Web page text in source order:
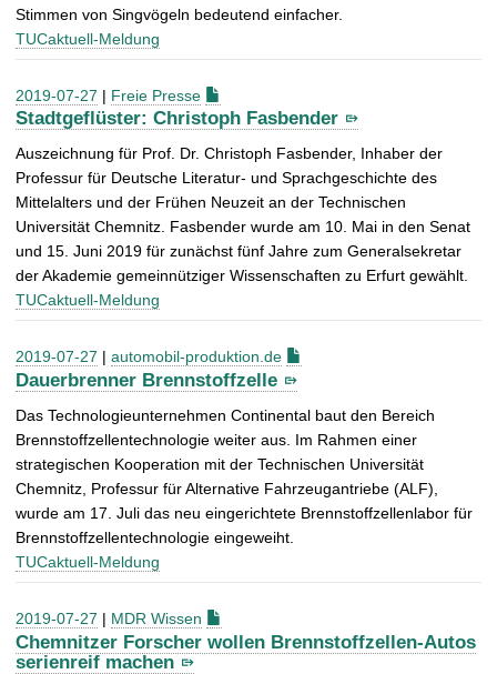
Stimmen von Singvögeln bedeutend einfacher.
TUCaktuell-Meldung
2019-07-27 | Freie Presse
Stadtgeflüster: Christoph Fasbender
Auszeichnung für Prof. Dr. Christoph Fasbender, Inhaber der
Professur für Deutsche Literatur- und Sprachgeschichte des
Mittelalters und der Frühen Neuzeit an der Technischen
Universität Chemnitz. Fasbender wurde am 10. Mai in den Senat
und 15. Juni 2019 für zunächst fünf Jahre zum Generalsekretar
der Akademie gemeinnütziger Wissenschaften zu Erfurt gewählt.
TUCaktuell-Meldung
2019-07-27 | automobil-produktion.de
Dauerbrenner Brennstoffzelle
Das Technologieunternehmen Continental baut den Bereich
Brennstoffzellentechnologie weiter aus. Im Rahmen einer
strategischen Kooperation mit der Technischen Universität
Chemnitz, Professur für Alternative Fahrzeugantriebe (ALF),
wurde am 17. Juli das neu eingerichtete Brennstoffzellenlabor für
Brennstoffzellentechnologie eingeweiht.
TUCaktuell-Meldung
2019-07-27 | MDR Wissen
Chemnitzer Forscher wollen Brennstoffzellen-Autos
serienreif machen